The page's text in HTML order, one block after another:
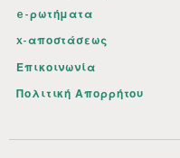
e-ρωτήματα
x-αποστάσεως
Επικοινωνία
Πολιτική Απορρήτου